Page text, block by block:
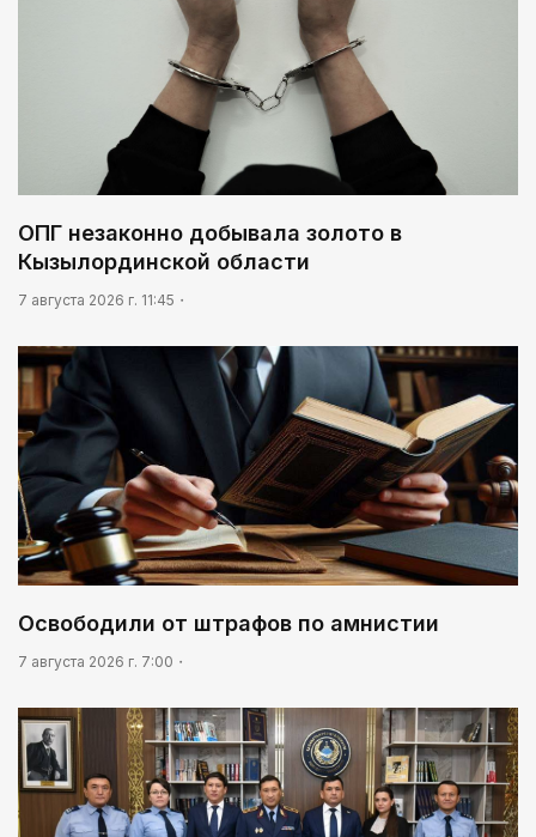
ОПГ незаконно добывала золото в
Кызылординской области
7 августа 2026 г. 11:45
Освободили от штрафов по амнистии
7 августа 2026 г. 7:00